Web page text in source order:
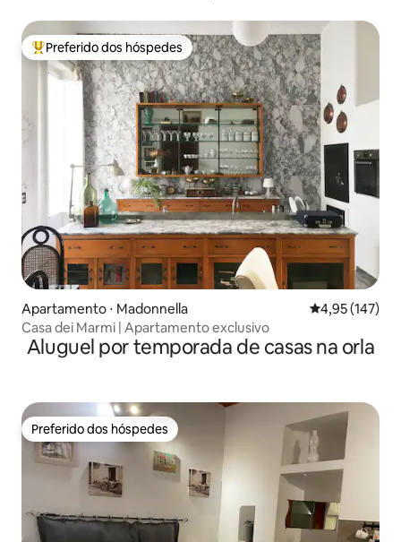
Entre os melhores preferidos dos hóspedes
Preferido dos hóspedes
Apartamento ⋅ Madonnella 4,95 de uma
4,95 (147)
Casa dei Marmi | Apartamento exclusivo
Aluguel por temporada de casas na orla
Preferido dos hóspedes
Preferido dos hóspedes